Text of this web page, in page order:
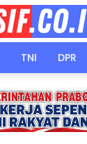
TNI DPR